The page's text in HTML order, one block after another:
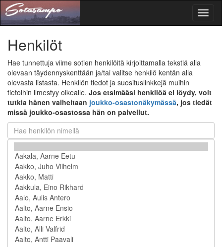
Henkilöt
Hae tunnettuja viime sotien henkilöitä kirjoittamalla tekstiä alla
olevaan täydennyskenttään ja/tai valitse henkilö kentän alla
olevasta listasta. Henkilön tiedot ja suosituslinkkejä muihin
tietoihin ilmestyy oikealle. Jos etsimääsi henkilöä ei löydy, voit
tutkia hänen vaiheitaan joukko-osastonäkymässä, jos tiedät
missä joukko-osastossa hän on palvellut.